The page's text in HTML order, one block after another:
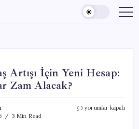
Artışı İçin Yeni Hesap:
Zam Alacak?
3 Min Read
Temmuz
yorumlar kapalı